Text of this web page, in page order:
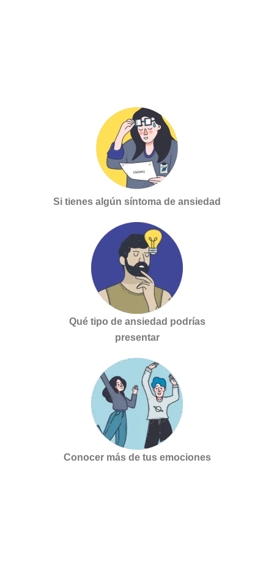
Si tienes algún síntoma de ansiedad
Qué tipo de ansiedad podrías
presentar
Conocer más de tus emociones